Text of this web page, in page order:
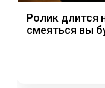
Ролик длится
смеяться вы